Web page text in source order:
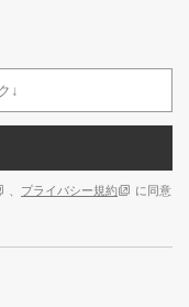
プライバシー規約
に同意